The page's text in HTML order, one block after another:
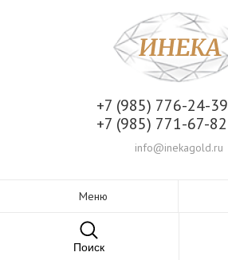
+7 (985) 776-24-39
+7 (985) 771-67-82
info@inekagold.ru
Меню
Поиск